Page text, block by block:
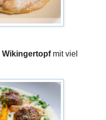
Wikingertopf mit viel